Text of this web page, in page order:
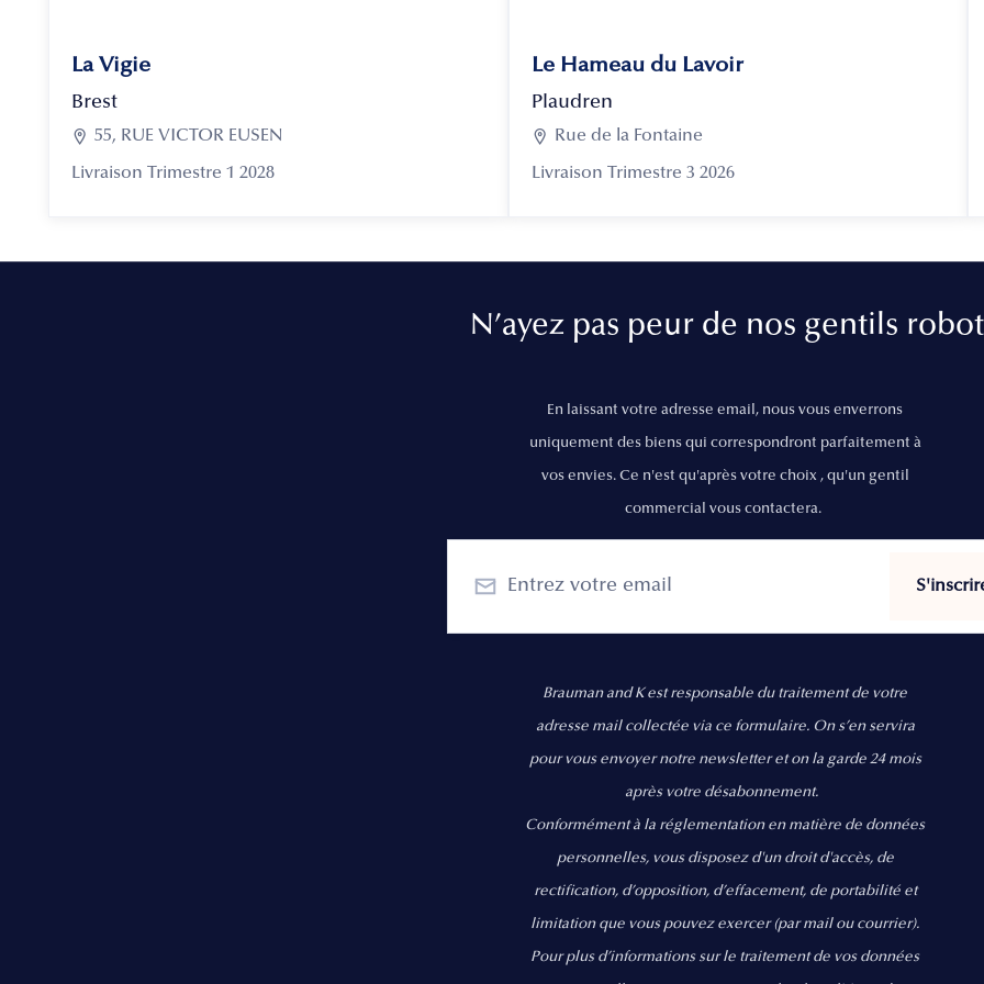
La Vigie
Brest
 55, RUE VICTOR EUSEN
Livraison Trimestre 1 2028
Le Hameau du Lavoir
Plaudren
 Rue de la Fontaine
Livraison Trimestre 3 2026
N’ayez pas peur de nos gentils
En laissant votre adresse email, nous vous enverrons
uniquement des biens qui correspondront parfaitement à
vos envies. Ce n'est qu'après votre choix , qu'un gentil
commercial vous contactera.
Brauman and K est responsable du traitement de votre
adresse mail collectée via ce formulaire. On s’en servira
pour vous envoyer notre newsletter et on la garde 24 mois
après votre désabonnement.
Conformément à la réglementation en matière de données
personnelles, vous disposez d'un droit d'accès, de
rectification, d’opposition, d’effacement, de portabilité et
limitation que vous pouvez exercer(par mail ou courrier).
Pour plus d’informations sur le traitement de vos données